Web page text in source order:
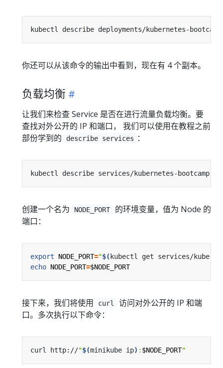
你还可以从该命令的输出中看到，现在有 4 个副本。
负载均衡
让我们来检查 Service 是否在进行流量负载均衡。要
查找对外公开的 IP 和端口， 我们可以使用在教程之前
部份学到的
describe services ：
创建一个名为 NODE_PORT
的环境变量，值为 Node 的
端口：
export NODE_PORT="$(kubectl get services/
echo NODE_PORT=$NODE_PORT
接下来，我们将使用 curl
访问对外公开的 IP 和端
口。多次执行以下命令：
curl http://"$(minikube ip) : $NODE_PORT"